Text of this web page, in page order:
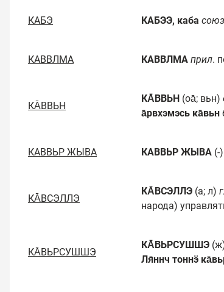
КАБЭ КАБЭЭ, каба союз
КАВВЛМА КАВВЛМА прил.
КА̄ВВЬН
КА̄ВВЬН (оа̄; вьн)
а̄рвхэмэсь ка̄вьн
КАВВЬР ЖЫВА КАВВЬР ЖЫВА (-)
КА̄ВСЭЛЛЭ
КА̄ВСЭЛЛЭ (а; л)
народа)
КА̄ВЬРСУШШЭ
КА̄ВЬРСУШШЭ
Ля̄ннч тоннӭ